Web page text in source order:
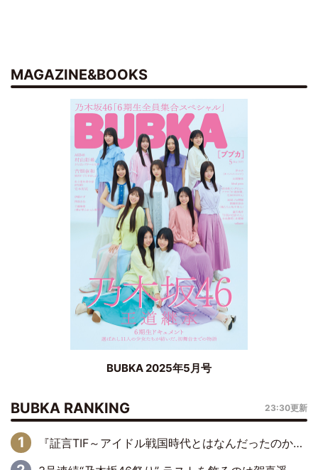
MAGAZINE&BOOKS
BUBKA 2025年5月号
BUBKA RANKING 23:30更新
『証言TIF～アイドル戦国時代とはなんだったのか～』第6回：でんぱ組.inc・古川未鈴×相沢梨紗「『ハロプロやりたかったな』って言ったら、夢眠ねむさんに『てめえはでんぱ組．incなんだよ！』って肩パンされて(笑)」